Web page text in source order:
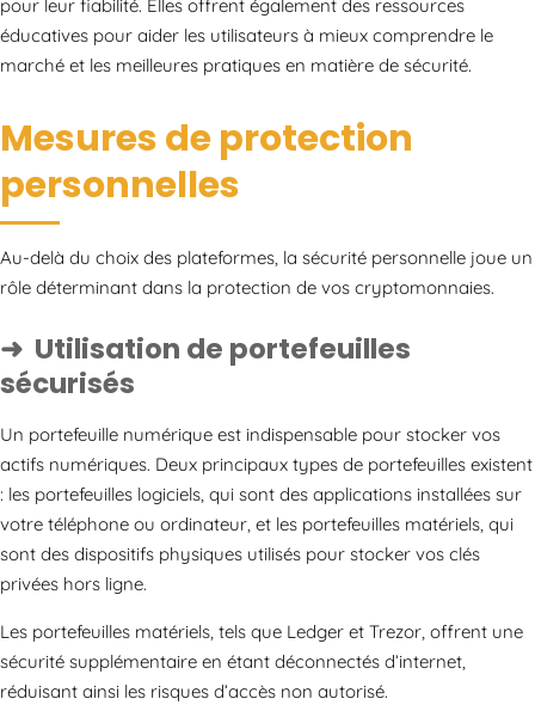
pour leur fiabilité. Elles offrent également des ressources
éducatives pour aider les utilisateurs à mieux comprendre le
marché et les meilleures pratiques en matière de sécurité.
Mesures de protection
personnelles
Au-delà du choix des plateformes, la sécurité personnelle joue un
rôle déterminant dans la protection de vos cryptomonnaies.
Utilisation de portefeuilles
sécurisés
Un portefeuille numérique est indispensable pour stocker vos
actifs numériques. Deux principaux types de portefeuilles existent
: les portefeuilles logiciels, qui sont des applications installées sur
votre téléphone ou ordinateur, et les portefeuilles matériels, qui
sont des dispositifs physiques utilisés pour stocker vos clés
privées hors ligne.
Les portefeuilles matériels, tels que Ledger et Trezor, offrent une
sécurité supplémentaire en étant déconnectés d’internet,
réduisant ainsi les risques d’accès non autorisé.